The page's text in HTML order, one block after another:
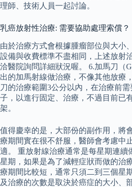
理師、技術人員一起討論。
乳癌放射性治療: 需要協助處理索償？
由於治療方式會根據腫瘤部位與大小
設備與收費標準不盡相同，上述放射
洽醫院詢問詳細狀況喔。 6.加馬刀（
出的加馬射線做治療，不像其他放療
刀的治療範圍3公分以內，在治療前
子，以進行固定、治療，不過目前已
架。
值得慶幸的是，大部份的副作用，將
療期間實在很不舒服，醫師會考慮中
適。 重放射線治療通常是每星期連續
星期，如果是為了減輕症狀而做的治
療期間比較短，通常只須二到三個星
及治療的次數是取決於癌症的大小、